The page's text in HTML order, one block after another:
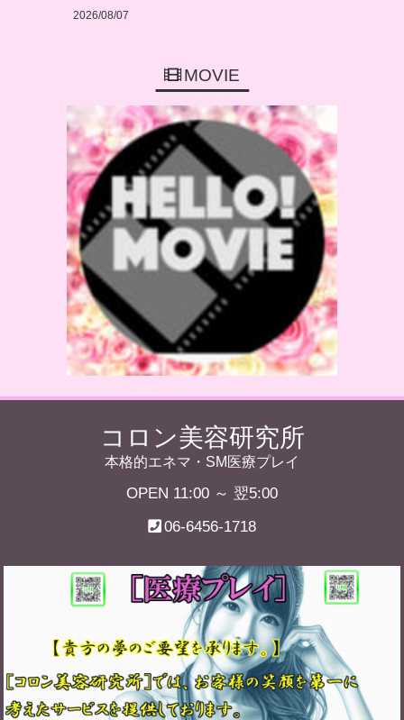
2026/08/07
MOVIE
コロン美容研究所
本格的エネマ・SM医療プレイ
OPEN 11:00 ～ 翌5:00
06-6456-1718